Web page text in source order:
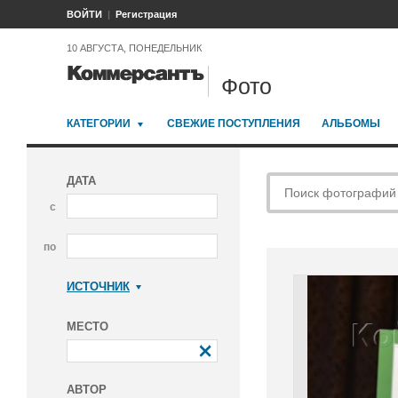
ВОЙТИ Регистрация
10 АВГУСТА, ПОНЕДЕЛЬНИК
Фото
КАТЕГОРИИ СВЕЖИЕ ПОСТУПЛЕНИЯ АЛЬБОМЫ
ДАТА
с
по
ИСТОЧНИК
МЕСТО
АВТОР